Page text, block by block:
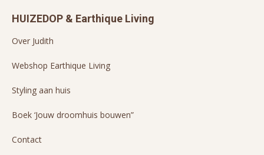
HUIZEDOP & Earthique Living
Over Judith
Webshop Earthique Living
Styling aan huis
Boek ‘Jouw droomhuis bouwen”
Contact